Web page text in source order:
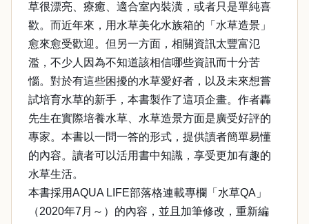
草很漂亮、療癒、適合室內裝潢，或者只是單純喜
歡。而近年來，用水草美化水族箱的「水草造景」
愈來愈受歡迎。但另一方面，相關資訊太豐富氾
濫，不少人因為不知道該相信哪些資訊而十分苦
惱。對於有這些困擾的水草愛好者，以及未來想嘗
試培育水草的新手，本書製作了這項企畫。作者轟
先生在實際培養水草、水草造景方面是廣受好評的
專家。本書以一問一答的形式，提供讀者簡單易懂
的內容。讀者可以活用書中知識，享受更加有趣的
水草生活。
本書採用AQUA LIFE部落格連載專欄「水草QA」
（2020年7月～）的內容，並且加筆修改，重新編